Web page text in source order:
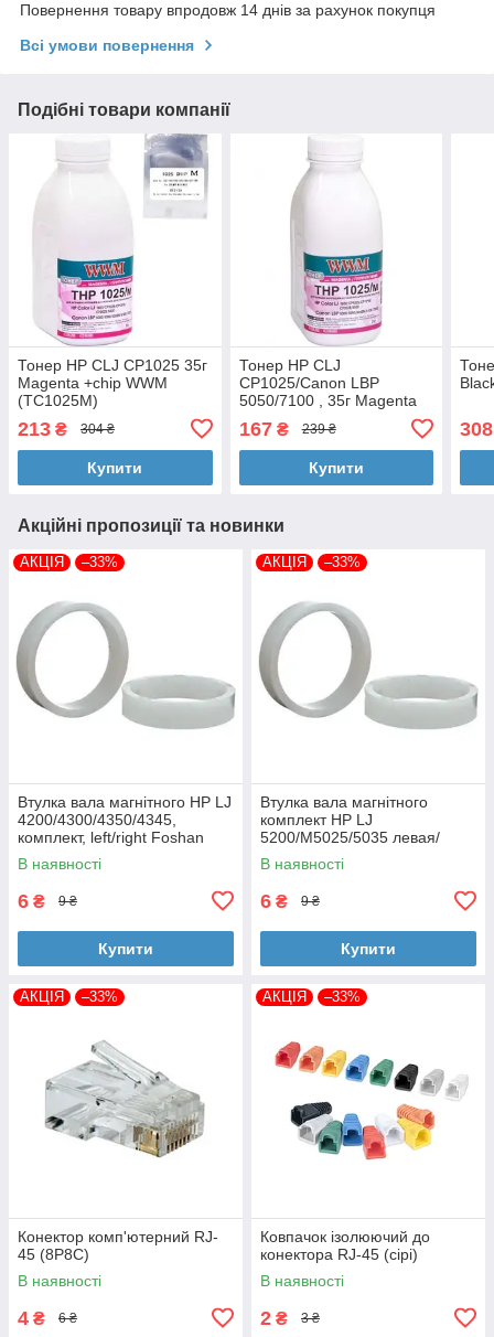
Повернення товару впродовж 14 днів за рахунок покупця
Всі умови повернення
Подібні товари компанії
Тонер HP CLJ CP1025 35г
Magenta +chip WWM
(TC1025M)
213 ₴ 304 ₴
Купити
Тонер HP CLJ
CP1025/Canon LBP
5050/7100 , 35г Magenta
167₴ 239 ₴
Купити
308
Акційні пропозиції та новинки
АКЦІЯ –33%
Втулка вала магнітного HP LJ
4200/4300/4350/4345,
комплект, left/right Foshan
(MAG-1338A-BSH-Foshan)
В наявності
6 ₴ 9 ₴
Купити
АКЦІЯ –33%
Втулка вала магнітного
комплект HP LJ
5200/M5025/5035 левая/
правая Foshan (MAG-7516A-
BSH-Foshan)
В наявності
6 ₴ 9 ₴
Купити
АКЦІЯ –33%
Конектор комп'ютерний RJ-
45 (8P8C)
В наявності
4 ₴ 6 ₴
АКЦІЯ –33%
Ковпачок ізолюючий до
конектора RJ-45 (сірі)
В наявності
2 ₴ 3 ₴